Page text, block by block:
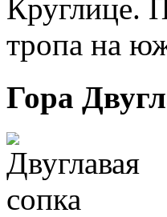
Круглице.
тропа на
Гора